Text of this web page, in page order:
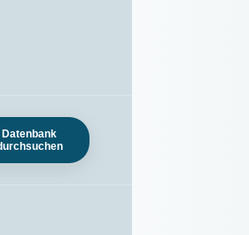
Datenbank